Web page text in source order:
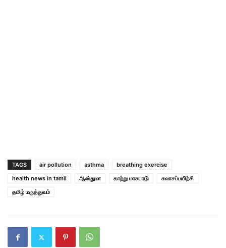
TAGS air pollution asthma
breathing exercise
health news in tamil
ஆஸ்துமா காற்று மாசுபாடு
சுவாசப்பயிற்சி
தமிழ் மருத்துவம்